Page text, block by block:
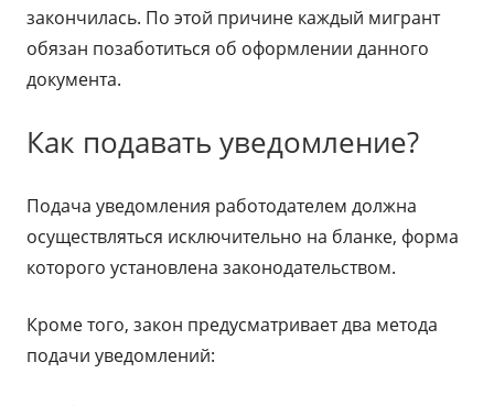
закончилась. По этой причине каждый мигрант
обязан позаботиться об оформлении данного
документа.
Как подавать уведомление?
Подача уведомления работодателем должна
осуществляться исключительно на бланке, форма
которого установлена законодательством.
Кроме того, закон предусматривает два метода
подачи уведомлений: